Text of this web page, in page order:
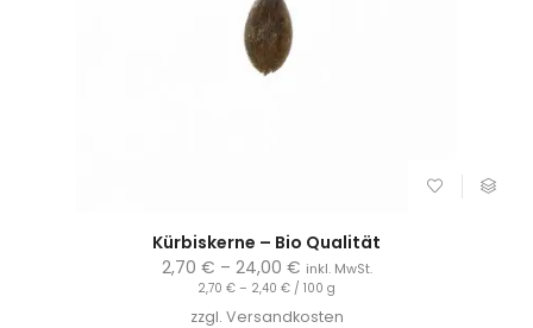
Kürbiskerne – Bio Qualität
2,70 € – 24,00 € inkl. MwSt.
2,70 € – 2,40 € / 100 g
zzgl. Versandkosten